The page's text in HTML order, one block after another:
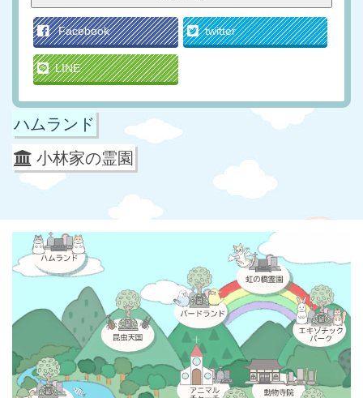
Facebook twitter
LINE
ハムランド
小林家の霊園